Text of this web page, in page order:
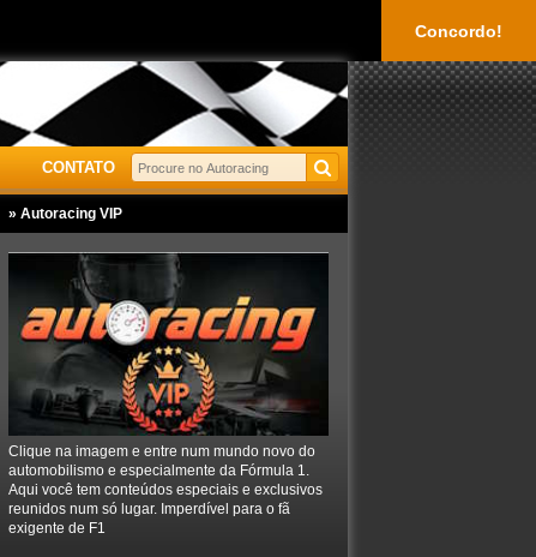
Concordo!
CONTATO
» Autoracing VIP
Clique na imagem e entre num mundo novo do
automobilismo e especialmente da Fórmula 1.
Aqui você tem conteúdos especiais e exclusivos
reunidos num só lugar. Imperdível para o fã
exigente de F1